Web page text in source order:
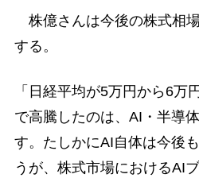
株億さんは今後の株式相
する。
「日経平均が5万円から6万
で高騰したのは、AI・半導
す。たしかにAI自体は今後
うが、株式市場におけるAI